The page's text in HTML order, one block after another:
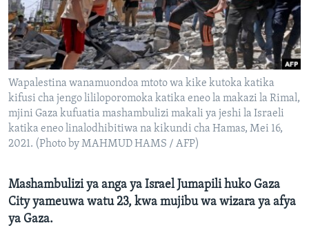
Wapalestina wanamuondoa mtoto wa kike kutoka katika
kifusi cha jengo lililoporomoka katika eneo la makazi la Rimal,
mjini Gaza kufuatia mashambulizi makali ya jeshi la Israeli
katika eneo linalodhibitiwa na kikundi cha Hamas, Mei 16,
2021. (Photo by MAHMUD HAMS / AFP)
Mashambulizi ya anga ya Israel Jumapili huko Gaza
City yameuwa watu 23, kwa mujibu wa wizara ya afya
ya Gaza.